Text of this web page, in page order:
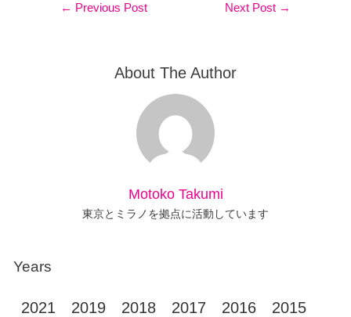
Years
2021 2019 2018 2017 2016 2015
← Previous Post Next Post →
About The Author
Motoko Takumi
東京とミラノを拠点に活動しています